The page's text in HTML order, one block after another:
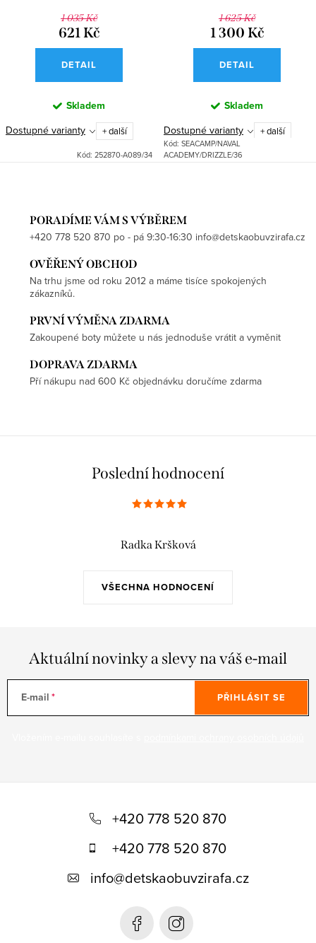
1 035 Kč
621 Kč
DETAIL
Skladem
Dostupné varianty + další
Kód: 252870-A089/34
1 625 Kč
1 300 Kč
DETAIL
Skladem
Dostupné varianty + další
Kód: SEACAMP/NAVAL
ACADEMY/DRIZZLE/36
PORADÍME VÁM S VÝBĚREM
+420 778 520 870 po - pá 9:30-16:30 info@detskaobuvzirafa.cz
OVĚŘENÝ OBCHOD
Na trhu jsme od roku 2012 a máme tisíce spokojených
zákazníků.
PRVNÍ VÝMĚNA ZDARMA
Zakoupené boty můžete u nás jednoduše vrátit a vyměnit
DOPRAVA ZDARMA
Pří nákupu nad 600 Kč objednávku doručíme zdarma
Poslední hodnocení
VŠECHNA HODNOCENÍ
Radka Kršková
Aktuální novinky a slevy na váš e-mail
E-mail PŘIHLÁSIT SE
+420 778 520 870
+420 778 520 870
info@detskaobuvzirafa.cz